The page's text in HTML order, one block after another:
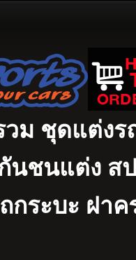
ม ชุดแต่งร
ชนแต่ง สป
กระบะ ฝาค